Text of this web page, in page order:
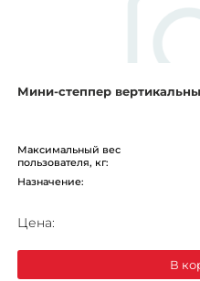
Мини-степпер
Максимальный вес
пользователя, кг:
Назначение:
Цена:
В